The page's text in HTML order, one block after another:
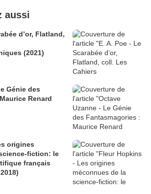
aussi
d’or, Flatland,
(2021)
Génie des
Renard
origines
fiction: le
français